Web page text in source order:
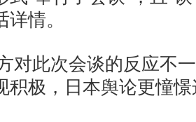
情。
此次会谈的反应不一
积极，日本舆论更憧